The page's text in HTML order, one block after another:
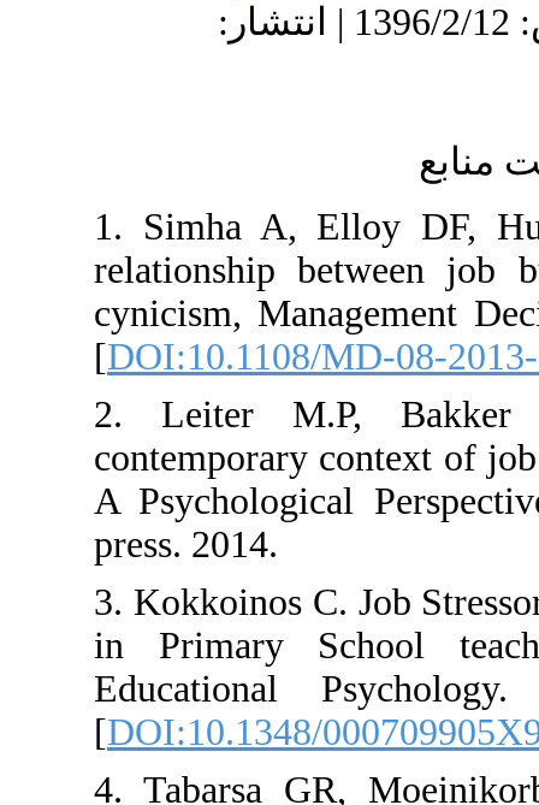
دریافت: 1395/7/21 | پذیرش: 1396/2/12 | انتشار:
1. Simha A, Elloy
relationship
cynicism,
[DOI:10.1108/MD-
2. Leiter M.P,
contemporary
A Psychological
press. 2014.
3. Kokkoinos C.
in Primary
Educational
[DOI:10.1348/
4. Tabarsa GR,